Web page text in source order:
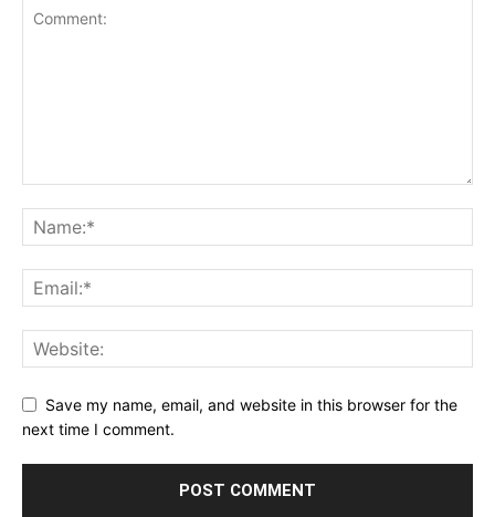
Save my name, email, and website in this browser for the
next time I comment.